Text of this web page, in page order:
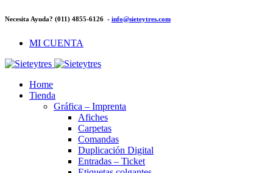
Necesita Ayuda? (011) 4855-6126 - info@sieteytres.com
MI CUENTA
Home
Tienda
Gráfica – Imprenta
Afiches
Carpetas
Comandas
Duplicación Digital
Entradas – Ticket